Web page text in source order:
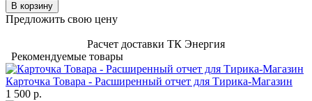
В корзину
Предложить свою цену
Расчет доставки ТК Энергия
Рекомендуемые товары
Карточка Товара - Расширенный отчет для Тирика-Магазин
1 500 р.